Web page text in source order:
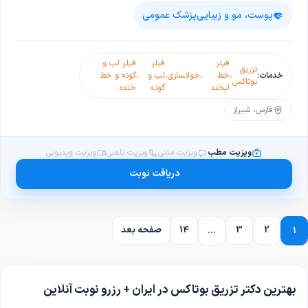
پوست، مو و زیباییپزشک عمومی
خدمات:تزریق
بوتاکس،
فیلر
خط
لبخند
،جوانسازی،
فیلر
لب و
گونه
،
فیلر لب و
گونه و خط
خنده
فارس، شیراز
ویزیت مطب ویزیت متنی ویزیت تلفنی ویزیت ویدیویی
دریافت نوبت
1
2
3
...
14 صفحه بعد
بهترین دکتر تزریق بوتاکس در ایران + رزرو نوبت آنلاین